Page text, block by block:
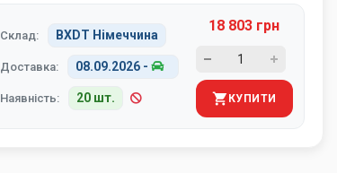
Склад: BXDT Німеччина
Доставка: 08.09.2026 -
Наявність: 20 шт.
18 803 грн
КУПИТИ